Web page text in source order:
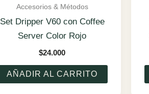
Accesorios & Métodos
Set Dripper V60 con Coffee
Server Color Rojo
$24.000
AÑADIR AL CARRITO